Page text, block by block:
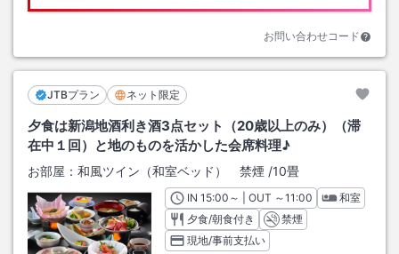
お問い合わせコード
JTBプラン ネット限定
夕食は新潟地酒利き酒3点セット（20歳以上のみ）（滞
在中１回）と地のものを活かした会席料理♪
お部屋： 和風ツイン（和室ベッド） 禁煙 /10畳
INチェックイン
15:00 ～ | OUT チェックアウト
～11:00
和室
夕食/朝食付き
禁煙
現地/事前支払い